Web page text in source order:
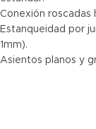
Conexión roscadas
Estanqueidad por
1mm).
Asientos planos y